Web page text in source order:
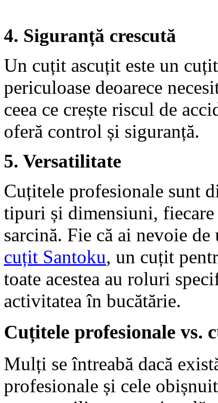
4. Siguranță crescută
Un cuțit ascuțit este un
periculoase deoarece
ceea ce crește riscul de
oferă control și siguranță.
5. Versatilitate
Cuțitele profesionale sunt
tipuri și dimensiuni,
sarcină. Fie că ai nevoie
cuțit Santoku, un cuțit
toate acestea au roluri
activitatea în bucătărie.
Cuțitele profesionale vs.
Mulți se întreabă dacă
profesionale și cele